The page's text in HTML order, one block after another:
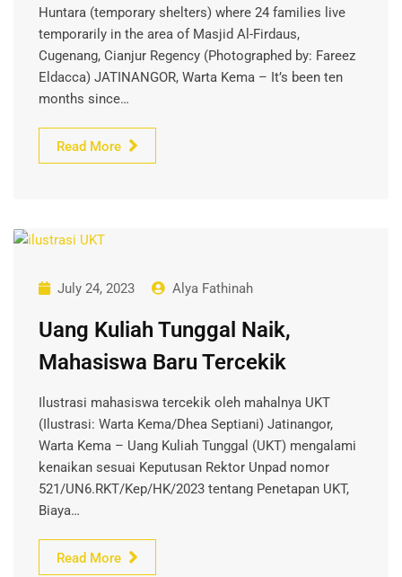
Huntara (temporary shelters) where 24 families live
temporarily in the area of Masjid Al-Firdaus,
Cugenang, Cianjur Regency (Photographed by: Fareez
Eldacca) JATINANGOR, Warta Kema – It’s been ten
months since…
Read More
July 24, 2023 Alya Fathinah
Uang Kuliah Tunggal Naik,
Mahasiswa Baru Tercekik
Ilustrasi mahasiswa tercekik oleh mahalnya UKT
(Ilustrasi: Warta Kema/Dhea Septiani) Jatinangor,
Warta Kema – Uang Kuliah Tunggal (UKT) mengalami
kenaikan sesuai Keputusan Rektor Unpad nomor
521/UN6.RKT/Kep/HK/2023 tentang Penetapan UKT,
Biaya…
Read More